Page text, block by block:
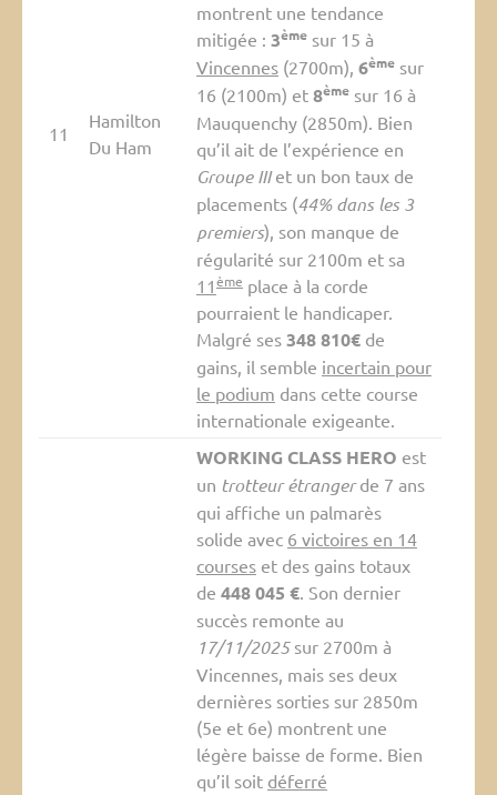
11
Hamilton
Du Ham
montrent une tendance
mitigée : 3èmesur 15 à
Vincennes(2700m), 6èmesur
16 (2100m) et 8èmesur 16 à
Mauquenchy (2850m). Bien
qu’il ait de l’expérience en
Groupe IIIet un bon taux de
placements (44% dans les 3
premiers), son manque de
régularité sur 2100m et sa
11èmeplace à la corde
pourraient le handicaper.
Malgré ses 348 810€de
gains, il semble incertain pour
le podium dans cette course
internationale exigeante.
WORKING CLASS HERO est
un trotteur étrangerde 7 ans
qui affiche un palmarès
solide avec 6 victoires en 14
courseset des gains totaux
de 448 045 €. Son dernier
succès remonte au
17/11/2025sur 2700m à
Vincennes, mais ses deux
dernières sorties sur 2850m
(5e et 6e) montrent une
légère baisse de forme. Bien
qu’il soit déferré